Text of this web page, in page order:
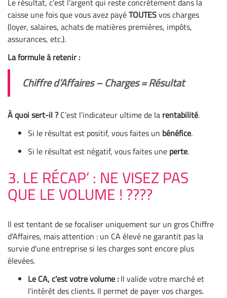
Le résultat, c’est l’argent qui reste concrètement dans la
caisse une fois que vous avez payéTOUTESvos charges
(loyer, salaires, achats de matières premières, impôts,
assurances, etc.).
La formule à retenir :
Chiffre d’Affaires – Charges = Résultat
À quoi sert-il ?C’est l’indicateur ultime de la rentabilité.
Si le résultat est positif, vous faites un bénéfice.
Si le résultat est négatif, vous faites une perte.
3. LE RÉCAP’ : NE VISEZ PAS
QUE LE VOLUME ! ????
Il est tentant de se focaliser uniquement sur un gros Chiffre
d’Affaires, mais attention : un CA élevé ne garantit pas la
survie d'une entreprise si les charges sont encore plus
élevées.
Le CA, c'est votre volume : Il valide votre marché et
l'intérêt des clients. Il permet de payer vos charges.